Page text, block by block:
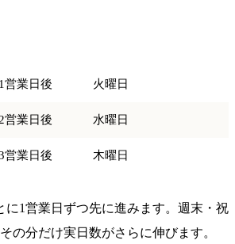
1営業日後 火曜日
2営業日後 水曜日
営業日後 木曜日
に1営業日ずつ先に進みます。週末・祝
の分だけ実日数がさらに伸びます。